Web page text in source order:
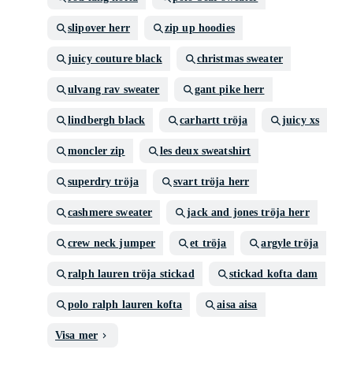
slipover herr zip up hoodies
juicy couture black christmas sweater
ulvang rav sweater gant pike herr
lindbergh black carhartt tröja juicy xs
moncler zip les deux sweatshirt
superdry tröja svart tröja herr
cashmere sweater jack and jones tröja herr
crew neck jumper et tröja argyle tröja
ralph lauren tröja stickad stickad kofta dam
polo ralph lauren kofta aisa aisa
Visa mer